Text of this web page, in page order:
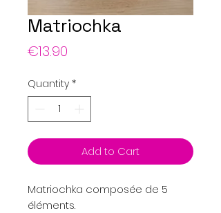
Matriochka
€13.90
Quantity *
Add to Cart
Matriochka composée de 5
éléments.